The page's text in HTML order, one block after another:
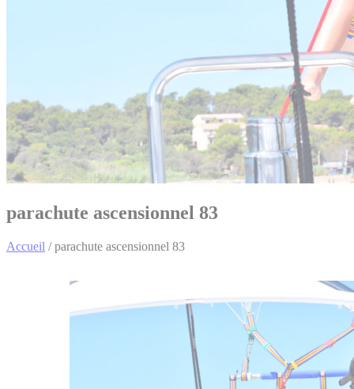
parachute ascensionnel 83
Accueil /parachute ascensionnel 83